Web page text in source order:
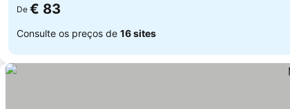
De € 83
Consulte os preços de 16 sites